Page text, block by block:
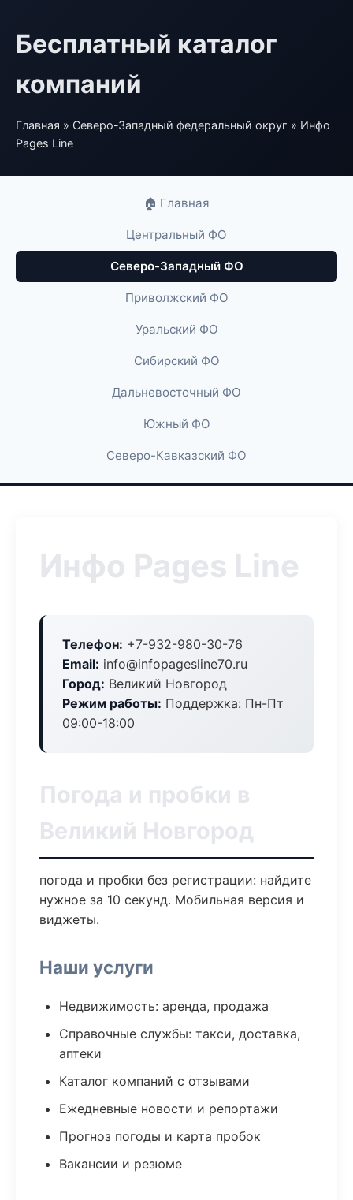
Бесплатный каталог
компаний
Главная » Северо-Западный федеральный округ » Инфо
Pages Line
🏠 Главная
Центральный ФО
Северо-Западный ФО
Приволжский ФО
Уральский ФО
Сибирский ФО
Дальневосточный ФО
Южный ФО
Северо-Кавказский ФО
Инфо Pages Line
Телефон: +7-932-980-30-76
Email: info@infopagesline70.ru
Город: Великий Новгород
Режим работы: Поддержка: Пн-Пт
09:00-18:00
Погода и пробки в
Великий Новгород
погода и пробки без регистрации: найдите
нужное за 10 секунд. Мобильная версия и
виджеты.
Наши услуги
Недвижимость: аренда, продажа
Справочные службы: такси, доставка,
аптеки
Каталог компаний с отзывами
Ежедневные новости и репортажи
Прогноз погоды и карта пробок
Вакансии и резюме